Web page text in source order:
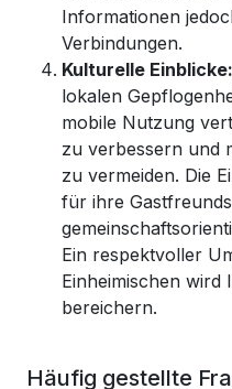
Informationen
Verbindungen.
Kulturelle Einblicke:
lokalen
mobile Nutzung
zu verbessern und
zu vermeiden. Die
für ihre
Ein respektvoller
Einheimischen wird
bereichern.
Häufig gestellte